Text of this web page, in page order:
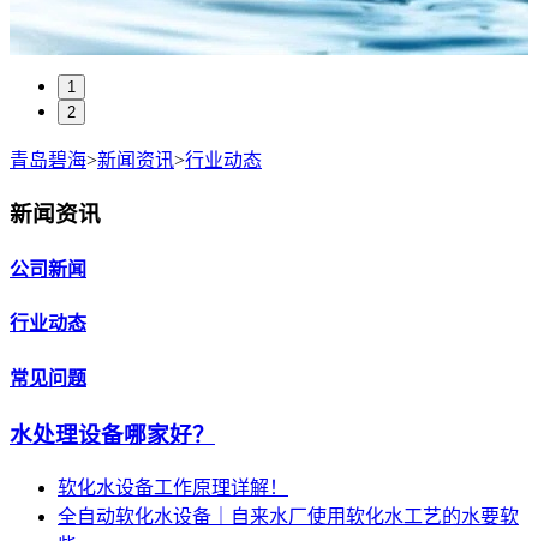
1
2
青岛碧海>新闻资讯>行业动态
新闻资讯
公司新闻
行业动态
常见问题
水处理设备哪家好？
软化水设备工作原理详解！
全自动软化水设备｜自来水厂使用软化水工艺的水要软